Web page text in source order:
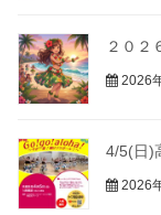
２０２
2026
4/5(日)
2026